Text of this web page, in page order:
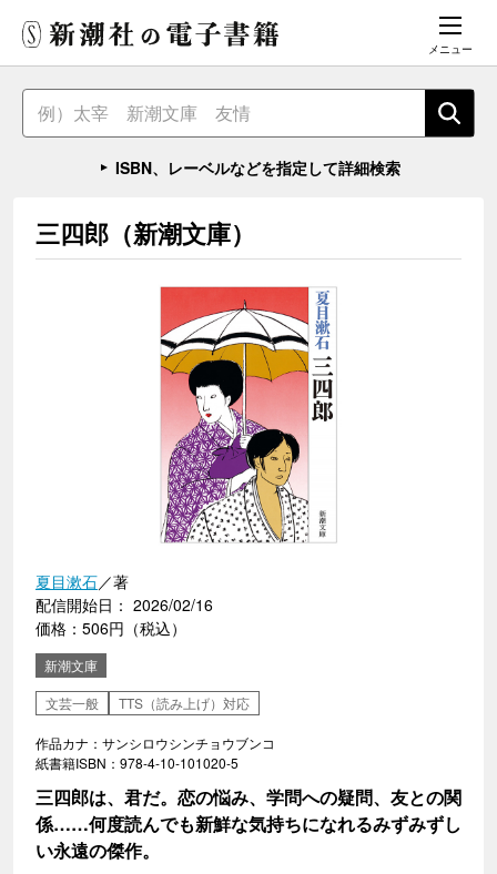
メニュー
ISBN、レーベルなどを指定して詳細検索
三四郎（新潮文庫）
夏目漱石／著
配信開始日： 2026/02/16
価格：506円（税込）
新潮文庫
文芸一般
TTS（読み上げ）対応
作品カナ：サンシロウシンチョウブンコ
紙書籍ISBN：978-4-10-101020-5
三四郎は、君だ。恋の悩み、学問への疑問、友との関
係……何度読んでも新鮮な気持ちになれるみずみずし
い永遠の傑作。